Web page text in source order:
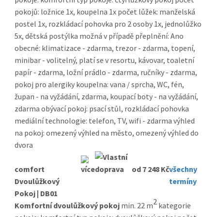
pokojů: ložnice 1x, koupelna 1x počet lůžek: manželská
postel 1x, rozkládací pohovka pro 2 osoby 1x, jednolůžko
5x, dětská postýlka možná v případě přeplnění: Ano
obecné: klimatizace - zdarma, trezor - zdarma, topení,
minibar - volitelný, platí se v resortu, kávovar, toaletní
papír - zdarma, ložní prádlo - zdarma, ručníky - zdarma,
pokoj pro alergiky koupelna: vana / sprcha, WC, fén,
župan - na vyžádání, zdarma, koupací boty - na vyžádání,
zdarma obývací pokoj: psací stůl, rozkládací pohovka
mediální technologie: telefon, TV, wifi - zdarma výhled
na pokoj: omezený výhled na město, omezený výhled do
dvora
comfort
Dvoulůžkový
Pokoj | DB01
od 7 248 Kčvšechny
termíny
Komfortní dvoulůžkový pokoj min. 22 m2 kategorie